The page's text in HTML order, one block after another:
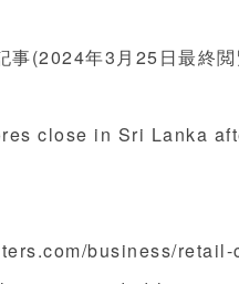
事(2024年3月25日最終閲
close in Sri Lanka
business/